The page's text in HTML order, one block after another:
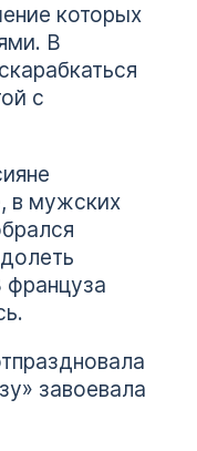
которых
В
с
в мужских
француза
завоевала